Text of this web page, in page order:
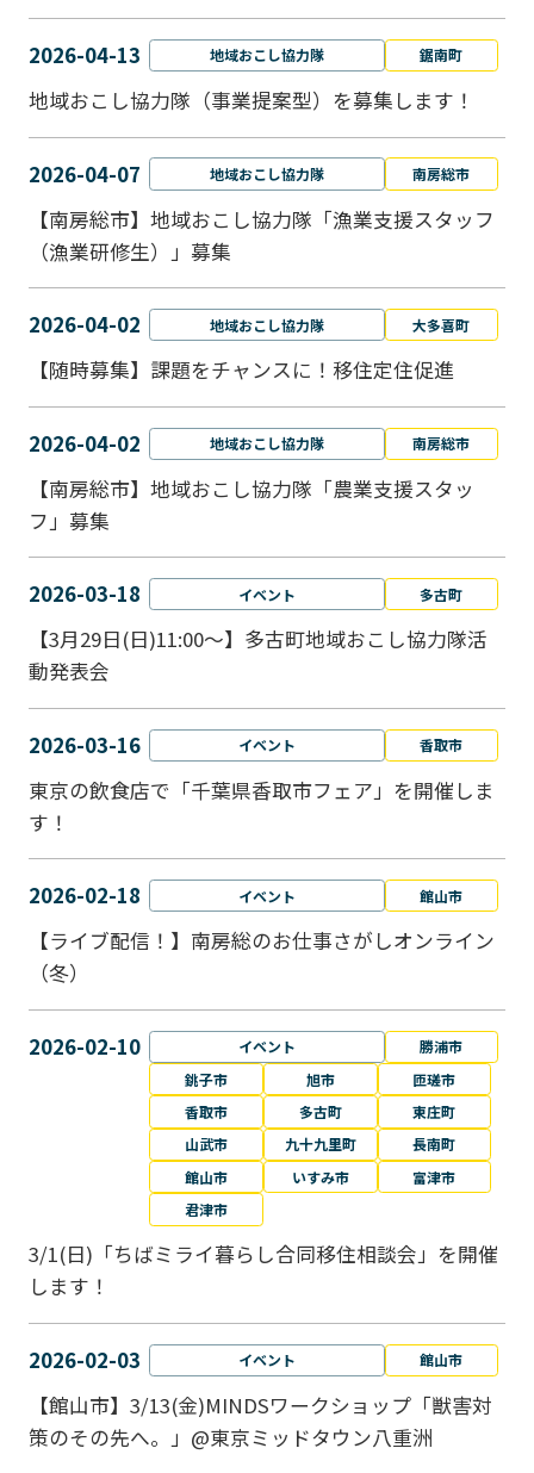
2026-04-13 地域おこし協力隊 鋸南町
地域おこし協力隊（事業提案型）を募集します！
2026-04-07 地域おこし協力隊 南房総市
【南房総市】地域おこし協力隊「漁業支援スタッフ
（漁業研修生）」募集
2026-04-02 地域おこし協力隊 大多喜町
【随時募集】課題をチャンスに！移住定住促進
2026-04-02 地域おこし協力隊 南房総市
【南房総市】地域おこし協力隊「農業支援スタッ
フ」募集
2026-03-18 イベント 多古町
【3月29日(日)11:00～】多古町地域おこし協力隊活
動発表会
2026-03-16 イベント 香取市
東京の飲食店で「千葉県香取市フェア」を開催しま
す！
2026-02-18 イベント 館山市
【ライブ配信！】南房総のお仕事さがしオンライン
（冬）
2026-02-10 イベント
勝浦市
銚子市
旭市
匝瑳市
香取市
多古町
東庄町
山武市
九十九里町
長南町
館山市
いすみ市
富津市
君津市
3/1(日)「ちばミライ暮らし合同移住相談会」を開催
します！
2026-02-03 イベント 館山市
【館山市】3/13(金)MINDSワークショップ「獣害対
策のその先へ。」@東京ミッドタウン八重洲